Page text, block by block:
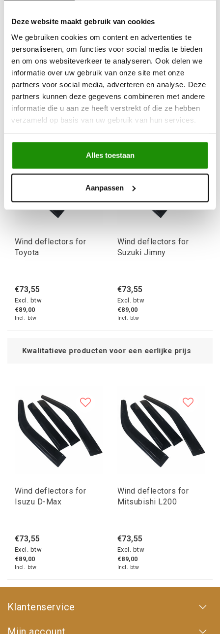
Deze website maakt gebruik van cookies
We gebruiken cookies om content en advertenties te
personaliseren, om functies voor social media te bieden
en om ons websiteverkeer te analyseren. Ook delen we
informatie over uw gebruik van onze site met onze
partners voor social media, adverteren en analyse. Deze
partners kunnen deze gegevens combineren met andere
informatie die u aan ze heeft verstrekt of die ze hebben
verzameld op basis van uw gebruik van hun services.
Alles toestaan
Aanpassen
Wind deflectors for
Volkswagen Amarok
€73,55
€89,00
Incl. btw
Wind deflectors for
€73,55
€89,00
Incl. btw
Wind deflectors for
Toyota
€73,55
Excl. btw
€89,00
Incl. btw
Wind deflectors for
Suzuki Jimny
€73,55
Excl. btw
€89,00
Incl. btw
producten voor een eerlijke prijs
Wind deflectors for
Isuzu D-Max
€73,55
Excl. btw
€89,00
Incl. btw
Wind deflectors for
Mitsubishi L200
€73,55
Excl. btw
€89,00
Incl. btw
Klantenservice
Mijn account